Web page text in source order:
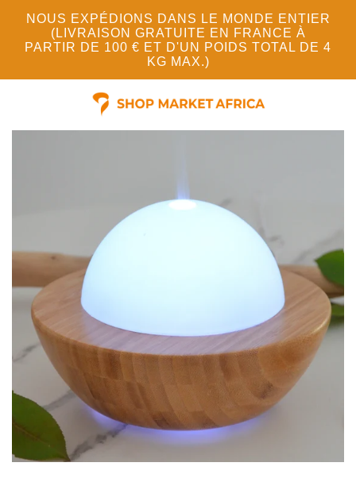
NOUS EXPÉDIONS DANS LE MONDE ENTIER
(LIVRAISON GRATUITE EN FRANCE À
PARTIR DE 100 € ET D'UN POIDS TOTAL DE 4
KG MAX.)